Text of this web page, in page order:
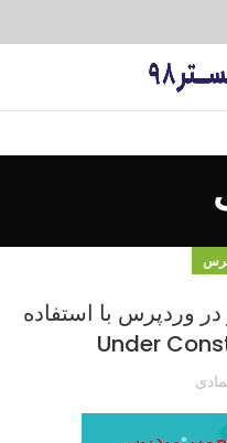
وردپرس با استفاده